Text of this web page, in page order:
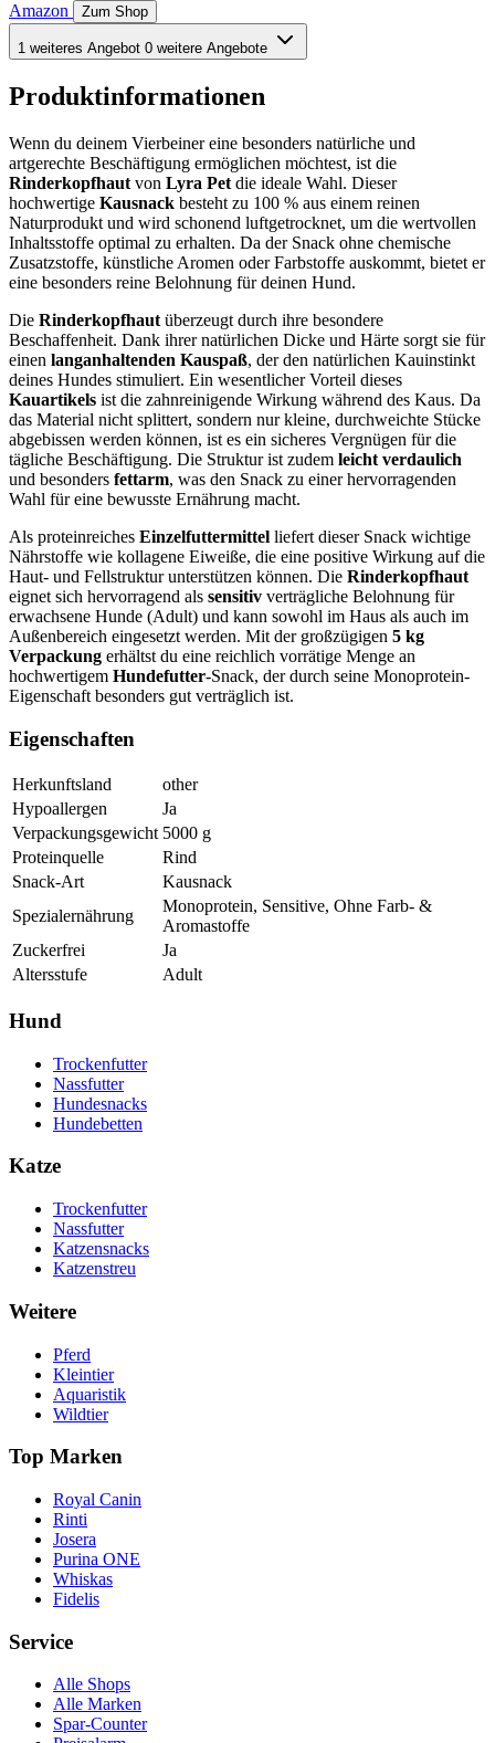
Amazon
Zum Shop
1 weiteres Angebot 0 weitere Angebote
Produktinformationen
Wenn du deinem Vierbeiner eine besonders natürliche und
artgerechte Beschäftigung ermöglichen möchtest, ist die
Rinderkopfhaut von Lyra Pet die ideale Wahl. Dieser
hochwertige Kausnack besteht zu 100 % aus einem reinen
Naturprodukt und wird schonend luftgetrocknet, um die wertvollen
Inhaltsstoffe optimal zu erhalten. Da der Snack ohne chemische
Zusatzstoffe, künstliche Aromen oder Farbstoffe auskommt, bietet er
eine besonders reine Belohnung für deinen Hund.
Die Rinderkopfhaut überzeugt durch ihre besondere
Beschaffenheit. Dank ihrer natürlichen Dicke und Härte sorgt sie für
einen langanhaltenden Kauspaß, der den natürlichen Kauinstinkt
deines Hundes stimuliert. Ein wesentlicher Vorteil dieses
Kauartikels ist die zahnreinigende Wirkung während des Kaus. Da
das Material nicht splittert, sondern nur kleine, durchweichte Stücke
abgebissen werden können, ist es ein sicheres Vergnügen für die
tägliche Beschäftigung. Die Struktur ist zudem leicht verdaulich
und besonders fettarm, was den Snack zu einer hervorragenden
Wahl für eine bewusste Ernährung macht.
Als proteinreiches Einzelfuttermittel liefert dieser Snack wichtige
Nährstoffe wie kollagene Eiweiße, die eine positive Wirkung auf die
Haut- und Fellstruktur unterstützen können. Die Rinderkopfhaut
eignet sich hervorragend als sensitiv verträgliche Belohnung für
erwachsene Hunde (Adult) und kann sowohl im Haus als auch im
Außenbereich eingesetzt werden. Mit der großzügigen 5 kg
Verpackung erhältst du eine reichlich vorrätige Menge an
hochwertigem Hundefutter-Snack, der durch seine Monoprotein-
Eigenschaft besonders gut verträglich ist.
Eigenschaften
Herkunftsland
other
Hypoallergen
Ja
Verpackungsgewicht 5000 g
Proteinquelle
Rind
Snack-Art
Kausnack
Spezialernährung
Monoprotein, Sensitive, Ohne Farb- &
Aromastoffe
Zuckerfrei
Ja
Altersstufe
Adult
Hund
Trockenfutter
Nassfutter
Hundesnacks
Hundebetten
Katze
Trockenfutter
Nassfutter
Katzensnacks
Katzenstreu
Weitere
Pferd
Kleintier
Aquaristik
Wildtier
Top Marken
Royal Canin
Rinti
Josera
Purina ONE
Whiskas
Fidelis
Service
Alle Shops
Alle Marken
Spar-Counter